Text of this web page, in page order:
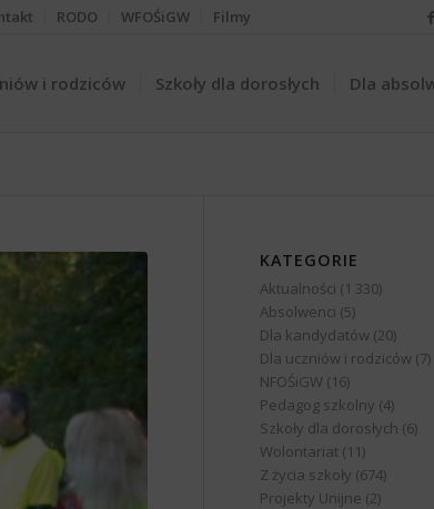
RODO WFOŚiGW Filmy
i rodziców Szkoły dla dorosłych Dla
KATEGORIE
Aktualności (1 330)
Absolwenci (5)
Dla kandydatów (20)
Dla uczniów i rodziców (7)
NFOŚiGW (16)
Pedagog szkolny (4)
Szkoły dla dorosłych (6)
Wolontariat (11)
Z życia szkoły (674)
Projekty Unijne (2)